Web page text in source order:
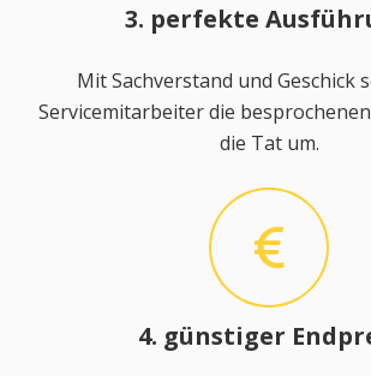
3. perfekte
Mit Sachverstand und Geschick
Servicemitarbeiter die
die Tat um.
4. günstiger